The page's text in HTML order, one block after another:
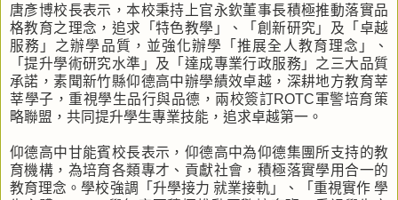
唐彥博校長表示，本校秉持上官永欽董事長積極推動落實品
格教育之理念，追求「特色教學」、「創新研究」及「卓越
服務」之辦學品質，並強化辦學「推展全人教育理念」、
「提升學術研究水準」及「達成專業行政服務」之三大品質
承諾，素聞新竹縣仰德高中辦學績效卓越，深耕地方教育莘
莘學子，重視學生品行與品德，兩校簽訂ROTC軍警培育策
略聯盟，共同提升學生專業技能，追求卓越第一。
仰德高中甘能賓校長表示，仰德高中為仰德集團所支持的教
育機構，為培育各類專才、貢獻社會，積極落實學用合一的
教育理念。學校強調「升學接力 就業接軌」、「重視實作 學